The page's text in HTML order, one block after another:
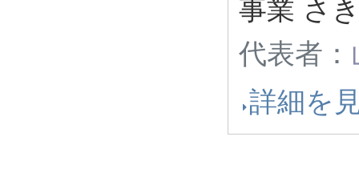
事業 さ
代表者：
詳細を